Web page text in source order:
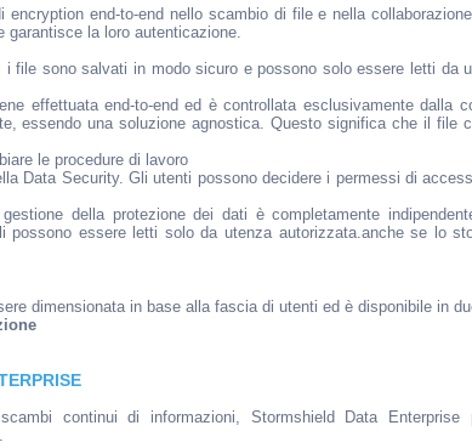
end-to-end nello scambio di file e nella
garantisce la loro autenticazione.
i file sono salvati in modo sicuro e possono solo essere letti da
effettuata end-to-end ed è controllata esclusivamente dalla
essendo una soluzione agnostica. Questo significa che il file
le procedure di lavoro
Data Security. Gli utenti possono decidere i permessi di
della protezione dei dati è completamente
essere letti solo da utenza autorizzata.anche se lo
dimensionata in base alla fascia di utenti ed è disponibile in
continui di informazioni, Stormshield Data Enterprise